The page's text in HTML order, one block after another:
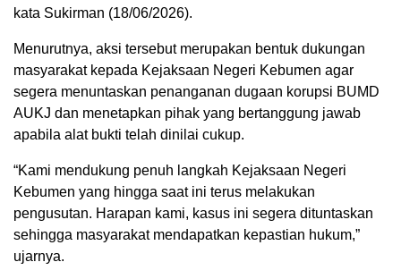
kata Sukirman (18/06/2026).
Menurutnya, aksi tersebut merupakan bentuk dukungan
masyarakat kepada Kejaksaan Negeri Kebumen agar
segera menuntaskan penanganan dugaan korupsi BUMD
AUKJ dan menetapkan pihak yang bertanggung jawab
apabila alat bukti telah dinilai cukup.
“Kami mendukung penuh langkah Kejaksaan Negeri
Kebumen yang hingga saat ini terus melakukan
pengusutan. Harapan kami, kasus ini segera dituntaskan
sehingga masyarakat mendapatkan kepastian hukum,”
ujarnya.